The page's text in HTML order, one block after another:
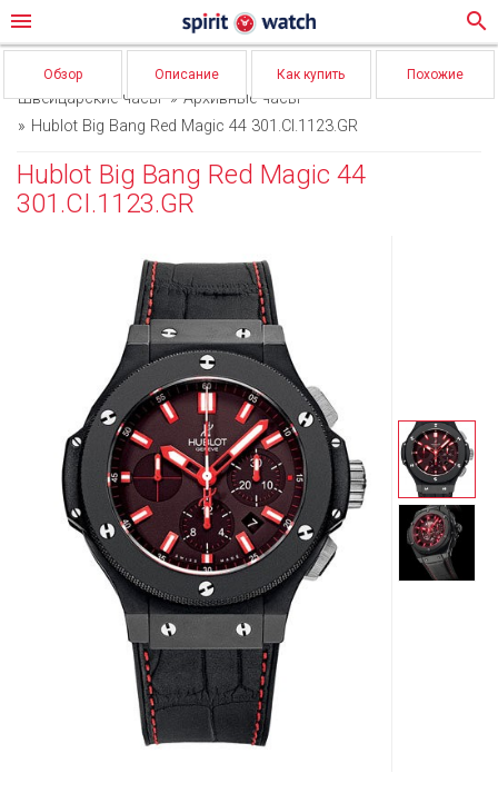
menu search
Обзор Описание Как купить Похожие
Швейцарские часы
Архивные часы
Hublot Big Bang Red Magic 44 301.CI.1123.GR
Hublot Big Bang Red Magic 44
301.CI.1123.GR